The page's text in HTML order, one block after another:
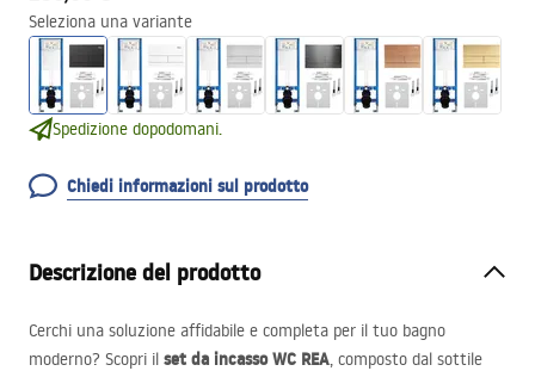
Seleziona una variante
Spedizione dopodomani.
Chiedi informazioni sul prodotto
Descrizione del prodotto
Cerchi una soluzione affidabile e completa per il tuo bagno
moderno? Scopri il set da incasso WC REA, composto dal sottile